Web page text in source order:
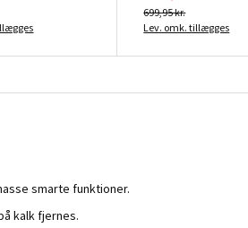
699,95 kr.
Lev. omk. tillægges
smarte funktioner.
kalk fjernes.